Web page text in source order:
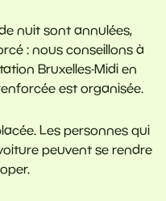
nuit sont annulées,
: nous conseillons à
Bruxelles-Midi en
est organisée.
Les personnes qui
peuvent se rendre